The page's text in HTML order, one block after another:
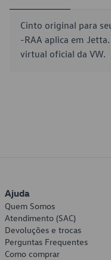
Cinto original para
-RAA aplica em
virtual oficial da VW.
Ajuda
Quem Somos
Atendimento (SAC)
Devoluções e trocas
Perguntas Frequentes
Como comprar